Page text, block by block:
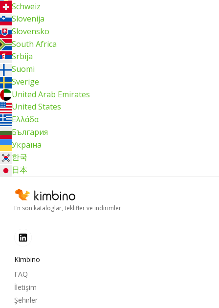
Schweiz
Slovenija
Slovensko
South Africa
Srbija
Suomi
Sverige
United Arab Emirates
United States
Ελλάδα
България
Україна
한국
日本
En son kataloglar, teklifler ve indirimler
Kimbino
FAQ
İletişim
Şehirler